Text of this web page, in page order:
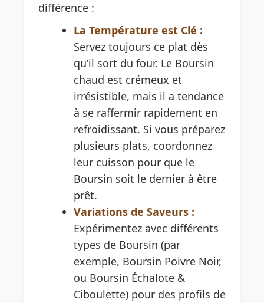
différence :
La Température est Clé :
Servez toujours ce plat dès
qu’il sort du four. Le Boursin
chaud est crémeux et
irrésistible, mais il a tendance
à se raffermir rapidement en
refroidissant. Si vous préparez
plusieurs plats, coordonnez
leur cuisson pour que le
Boursin soit le dernier à être
prêt.
Variations de Saveurs :
Expérimentez avec différents
types de Boursin (par
exemple, Boursin Poivre Noir,
ou Boursin Échalote &
Ciboulette) pour des profils de